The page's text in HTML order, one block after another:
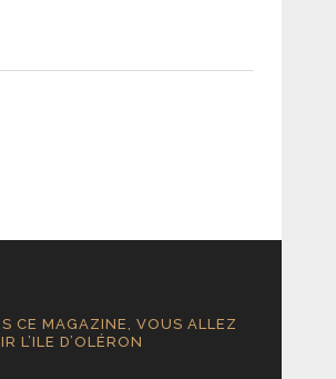
CE MAGAZINE, VOUS ALLEZ
L’ILE D’OLÉRON